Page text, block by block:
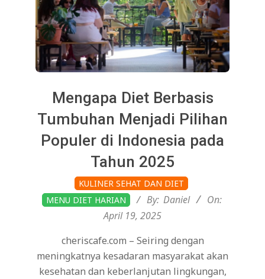
Mengapa Diet Berbasis
Tumbuhan Menjadi Pilihan
Populer di Indonesia pada
Tahun 2025
04-
19
KULINER SEHAT DAN DIET
MENU DIET HARIAN
By: Daniel
On:
April 19, 2025
cheriscafe.com – Seiring dengan
meningkatnya kesadaran masyarakat akan
kesehatan dan keberlanjutan lingkungan,